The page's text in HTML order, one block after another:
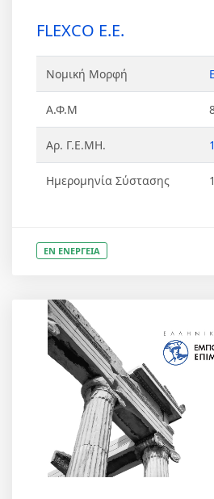
FLEXCO Ε.Ε.
Νομική Μορφή
Α.Φ.Μ
Αρ. Γ.Ε.ΜΗ.
Ημερομηνία Σύστασης
ΕΝ ΕΝΕΡΓΕΙΑ